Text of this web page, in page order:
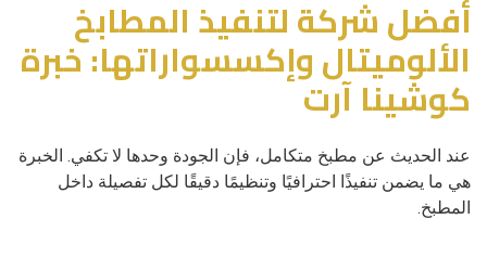
أفضل شركة لتنفيذ المطابخ
الألوميتال وإكسسواراتها: خبرة
كوشينا آرت
عند الحديث عن مطبخ متكامل، فإن الجودة وحدها لا تكفي. الخبرة
هي ما يضمن تنفيذًا احترافيًا وتنظيمًا دقيقًا لكل تفصيلة داخل
المطبخ.